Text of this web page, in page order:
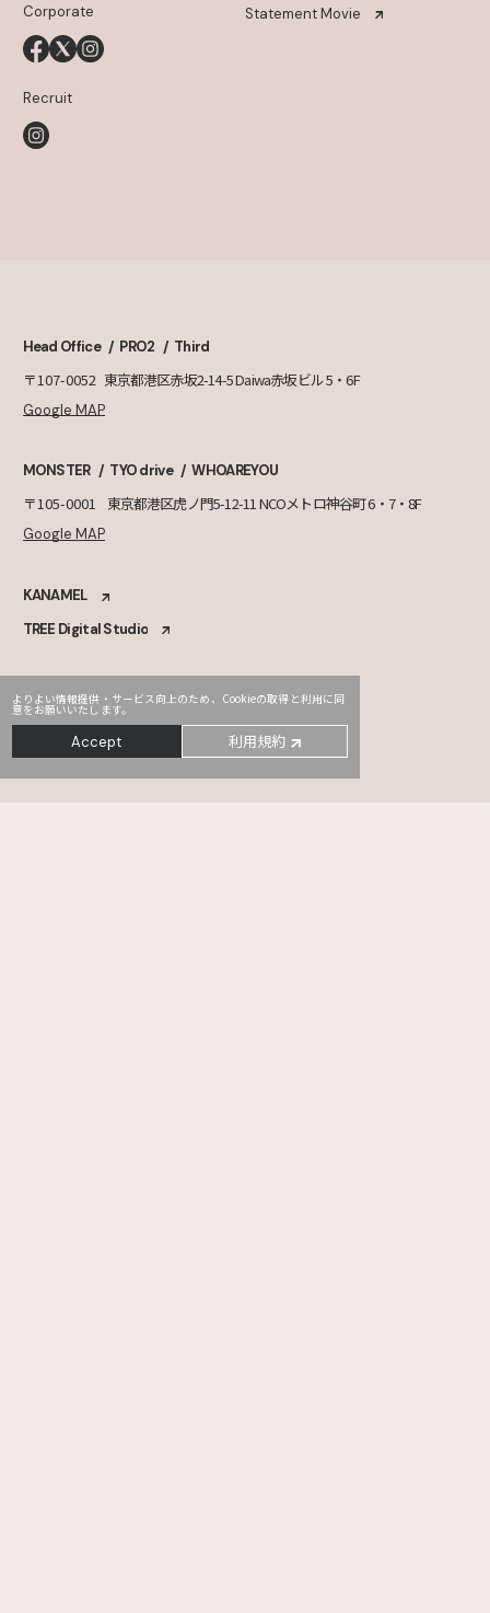
よりよい情報提供・サービス向上のため、Cookieの取得と利用に同
意をお願いいたします。
Accept 利用規約
Corporate
Recruit
Statement Movie
Head Office PRO2 Third
〒107-0052 東京都港区赤坂2-14-5 Daiwa赤坂ビル 5・6F
Google MAP
MONSTER TYO drive WHOAREYOU
〒105-0001 東京都港区虎ノ門5-12-11 NCOメトロ神谷町 6・7・8F
Google MAP
KANAMEL
TREE Digital Studio